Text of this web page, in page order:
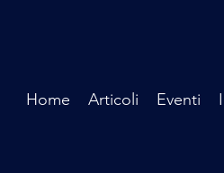
Home Articoli Eventi